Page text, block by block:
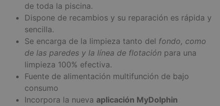
de toda la piscina.
Dispone de recambios y su reparación es rápida y
sencilla.
Se encarga de la limpieza tanto del fondo, como
de las paredes y la línea de flotación para una
limpieza 100% efectiva.
Fuente de alimentación multifunción de bajo
consumo
Incorpora la nueva aplicación MyDolphin